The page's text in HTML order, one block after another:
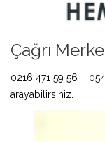
Çağrı
0216 471 59 56 –
arayabilirsiniz.